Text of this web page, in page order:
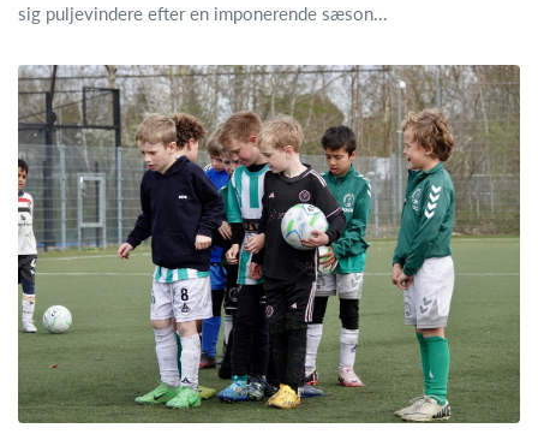
sig puljevindere efter en imponerende sæson...